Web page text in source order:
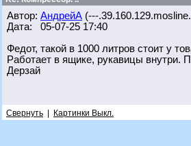
Автор: АндрейА (---
Дата: 05-07-25 17:40
Федот, такой в 1000 литров стоит у
Работает в ящике, рукавицы внутри.
Дерзай
Свернуть Картинки Выкл.